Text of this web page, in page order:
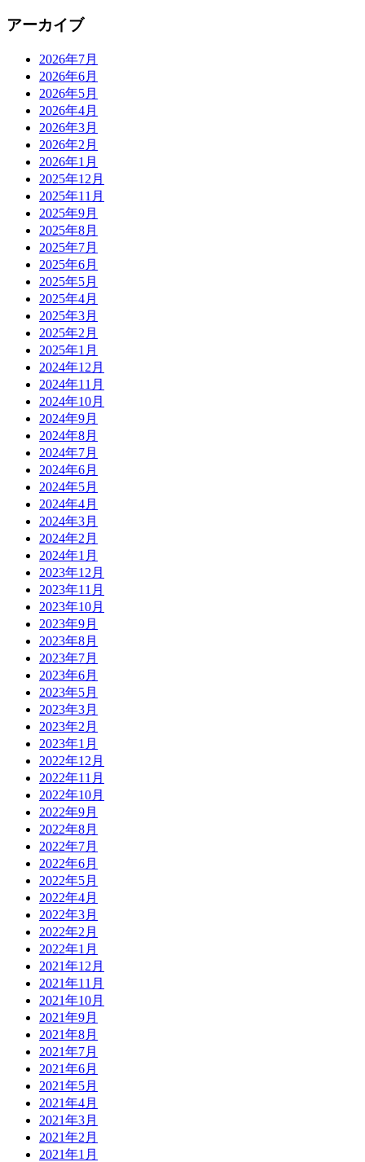
アーカイブ
2026年7月
2026年6月
2026年5月
2026年4月
2026年3月
2026年2月
2026年1月
2025年12月
2025年11月
2025年9月
2025年8月
2025年7月
2025年6月
2025年5月
2025年4月
2025年3月
2025年2月
2025年1月
2024年12月
2024年11月
2024年10月
2024年9月
2024年8月
2024年7月
2024年6月
2024年5月
2024年4月
2024年3月
2024年2月
2024年1月
2023年12月
2023年11月
2023年10月
2023年9月
2023年8月
2023年7月
2023年6月
2023年5月
2023年3月
2023年2月
2023年1月
2022年12月
2022年11月
2022年10月
2022年9月
2022年8月
2022年7月
2022年6月
2022年5月
2022年4月
2022年3月
2022年2月
2022年1月
2021年12月
2021年11月
2021年10月
2021年9月
2021年8月
2021年7月
2021年6月
2021年5月
2021年4月
2021年3月
2021年2月
2021年1月